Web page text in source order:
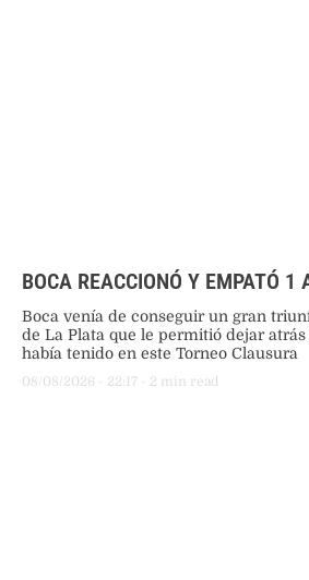
BOCA REACCIONÓ Y EMPATÓ 1
Boca venía de conseguir un gran
de La Plata que le permitió dejar
había tenido en este Torneo Clausura
08/08/2026 - 22:17 - 2 min read